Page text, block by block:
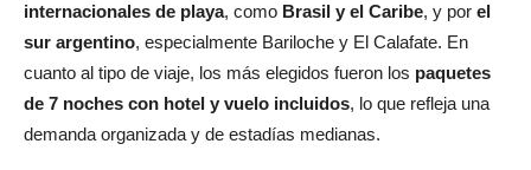
sur argentino, especialmente Bariloche y El Calafate. En
cuanto al tipo de viaje, los más elegidos fueron lospaquetes
de 7 noches con hotel y vuelo incluidos, lo que refleja una
demanda organizada y de estadías medianas.